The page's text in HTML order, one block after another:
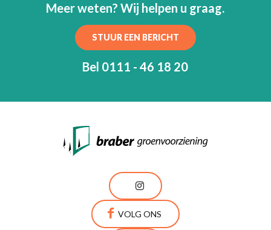
Meer weten? Wij helpen u graag.
STUUR EEN BERICHT
Bel 0111 - 46 18 20